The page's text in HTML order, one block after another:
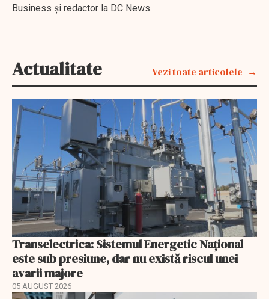
Business şi redactor la DC News.
Actualitate Vezi toate articolele
Transelectrica: Sistemul Energetic Național
este sub presiune, dar nu există riscul unei
avarii majore
05 AUGUST 2026